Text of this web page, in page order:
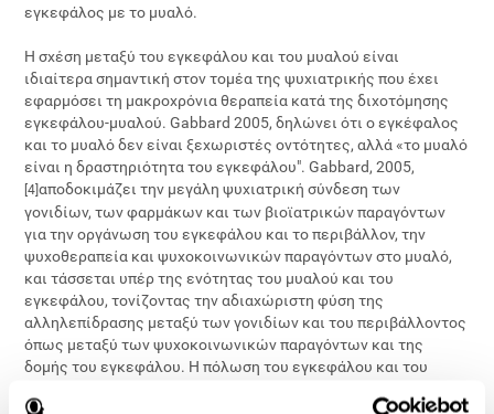
εγκεφάλος με το μυαλό.
Η σχέση μεταξύ του εγκεφάλου και του μυαλού είναι
ιδιαίτερα σημαντική στον τομέα της ψυχιατρικής που έχει
εφαρμόσει τη μακροχρόνια θεραπεία κατά της διχοτόμησης
εγκεφάλου-μυαλού. Gabbard 2005, δηλώνει ότι ο εγκέφαλος
και το μυαλό δεν είναι ξεχωριστές οντότητες, αλλά «το μυαλό
είναι η δραστηριότητα του εγκεφάλου". Gabbard, 2005,
[4]αποδοκιμάζει την μεγάλη ψυχιατρική σύνδεση των
γονιδίων, των φαρμάκων και των βιοϊατρικών παραγόντων
για την οργάνωση του εγκεφάλου και το περιβάλλον, την
ψυχοθεραπεία και ψυχοκοινωνικών παραγόντων στο μυαλό,
και τάσσεται υπέρ της ενότητας του μυαλού και του
εγκεφάλου, τονίζοντας την αδιαχώριστη φύση της
αλληλεπίδρασης μεταξύ των γονιδίων και του περιβάλλοντος
όπως μεταξύ των ψυχοκοινωνικών παραγόντων και της
δομής του εγκεφάλου. Η πόλωση του εγκεφάλου και του